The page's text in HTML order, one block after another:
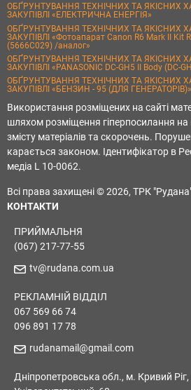
ОБҐРУНТУВАННЯ ТЕХНІЧНИХ ТА ЯКІСНИХ
ЗАКУПІВЛІ «ЕЛЕКТРИЧНА ЕНЕРГІЯ»
ОБҐРУНТУВАННЯ ТЕХНІЧНИХ ТА ЯКІСНИХ
ЗАКУПІВЛІ «Фотоапарат Canon R6 Mark II Kit
(5666C029) /аналог»
ОБҐРУНТУВАННЯ ТЕХНІЧНИХ ТА ЯКІСНИХ
ЗАКУПІВЛІ «PANASONIC DC-GH5 II Body (DC-
ОБҐРУНТУВАННЯ ТЕХНІЧНИХ ТА ЯКІСНИХ
ЗАКУПІВЛІ «БЕНЗИН - 95 (ДЛЯ ГЕНЕРАТОРІВ)»
Використання розміщених на сайті
шляхом розміщення гіперпосилання
змісту матеріалів та скорочень.
карається законом. Ідентифікатор в
медіа L 10-0062.
Всі права захищені © 2026, ТРК
КОНТАКТИ
ПРИЙМАЛЬНЯ
(067) 217-77-55
tv@rudana.com.ua
РЕКЛАМНІЙ ВІДДІЛ
067 569 66 74
096 891 17 78
rudanamail@gmail.com
Дніпропетровська обл., м. Кривий